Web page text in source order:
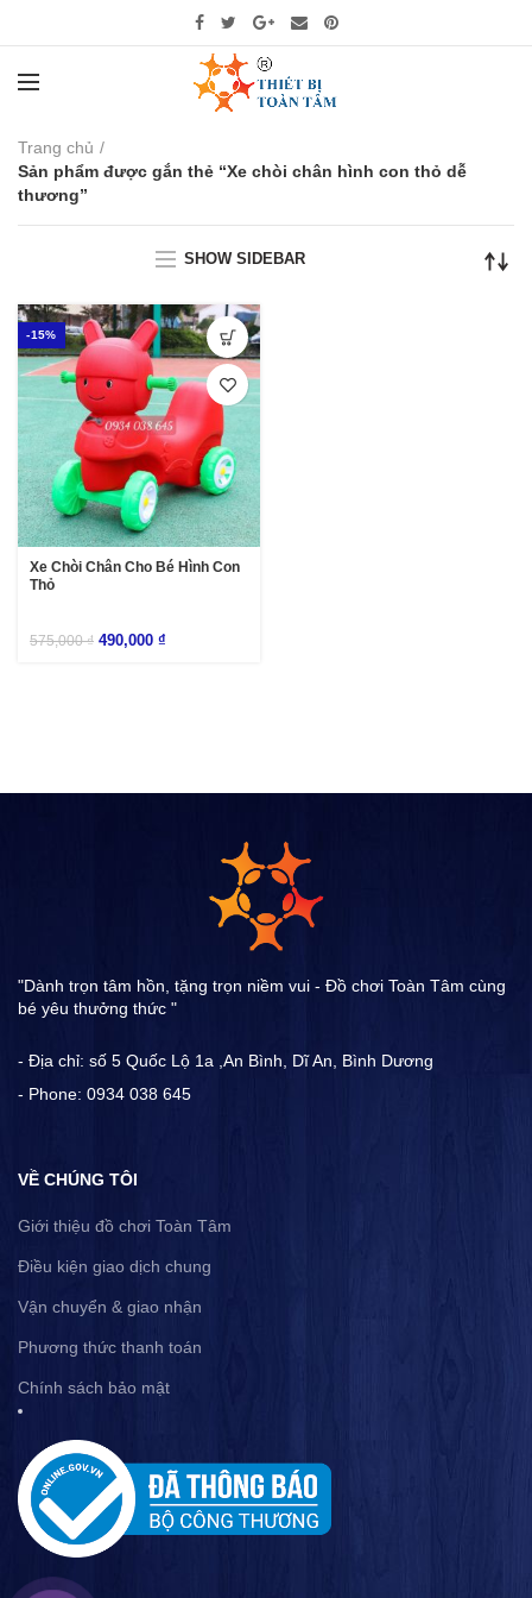
Trang chủ
Sản phẩm được gắn thẻ “Xe chòi chân hình con thỏ dễ
thương”
SHOW SIDEBAR
-15%
Xe Chòi Chân Cho Bé Hình Con
Thỏ
575,000₫ 490,000 ₫
"Dành trọn tâm hồn, tặng trọn niềm vui - Đồ chơi Toàn Tâm cùng
bé yêu thưởng thức "
- Địa chỉ: số 5 Quốc Lộ 1a ,An Bình, Dĩ An, Bình Dương
- Phone: 0934 038 645
VỀ CHÚNG TÔI
Giới thiệu đồ chơi Toàn Tâm
Điều kiện giao dịch chung
Vận chuyển & giao nhận
Phương thức thanh toán
Chính sách bảo mật